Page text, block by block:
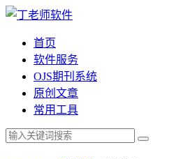
首页
软件服务
OJS期刊系统
原创文章
常用工具